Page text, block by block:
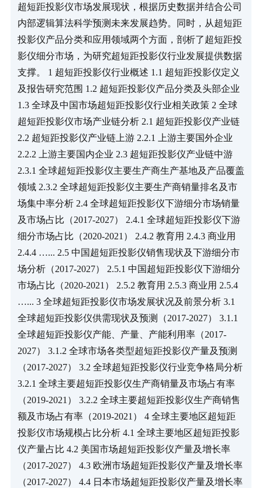
超短距投影仪市场发展现状，根据历史数据并结合公司
内部逻辑算法科学预测未来发展趋势。同时，从超短距
投影仪产品分类和应用领域两个方面，剖析了超短距投
影仪细分市场，为研究超短距投影仪行业发展提供数据
支撑。 1 超短距投影仪行业概述 1.1 超短距投影仪定义
及报告研究范围 1.2 超短距投影仪产品分类及头部企业
1.3 全球及中国市场超短距投影仪行业相关政策 2 全球
超短距投影仪市场产业链分析 2.1 超短距投影仪产业链
2.2 超短距投影仪产业链上游 2.2.1 上游主要国外企业
2.2.2 上游主要国内企业 2.3 超短距投影仪产业链中游
2.3.1 全球超短距投影仪主要生产商生产基地及产品覆盖
领域 2.3.2 全球超短距投影仪主要生产商销量排名及市
场集中率分析 2.4 全球超短距投影仪下游细分市场销量
及市场占比（2017-2027） 2.4.1 全球超短距投影仪下游
细分市场占比（2020-2021） 2.4.2 教育用 2.4.3 商业用
2.4.4 …... 2.5 中国超短距投影仪销售现状及下游细分市
场分析（2017-2027） 2.5.1 中国超短距投影仪下游细分
市场占比（2020-2021） 2.5.2 教育用 2.5.3 商业用 2.5.4
…... 3 全球超短距投影仪市场发展状况及前景分析 3.1
全球超短距投影仪供需现状及预测（2017-2027） 3.1.1
全球超短距投影仪产能、产量、产能利用率（2017-
2027） 3.1.2 全球市场各类型超短距投影仪产量及预测
（2017-2027） 3.2 全球超短距投影仪行业竞争格局分析
3.2.1 全球主要超短距投影仪生产商销量及市场占有率
（2019-2021） 3.2.2 全球主要超短距投影仪生产商销售
额及市场占有率（2019-2021） 4 全球主要地区超短距
投影仪市场规模占比分析 4.1 全球主要地区超短距投影
仪产量占比 4.2 美国市场超短距投影仪产量及增长率
（2017-2027） 4.3 欧洲市场超短距投影仪产量及增长率
（2017-2027） 4.4 日本市场超短距投影仪产量及增长率